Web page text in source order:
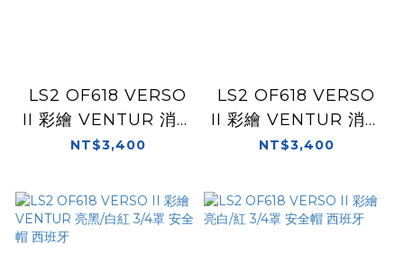
LS2 OF618 VERSO
II 彩繪 VENTUR 消光
黑/灰 3/4罩 安全帽 西
NT$3,400
LS2 OF618 VERSO
II 彩繪 VENTUR 消光
黑/綠 3/4罩 安全帽 西
NT$3,400